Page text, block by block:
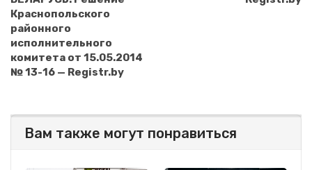
Краснопольского
районного
исполнительного
комитета от 15.05.2014
№ 13-16 — Registr.by
Вам также могут понравиться